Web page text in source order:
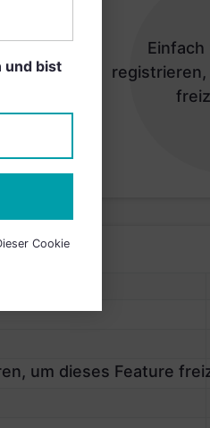
registrieren,
um dieses Feature
und bist
Cookie